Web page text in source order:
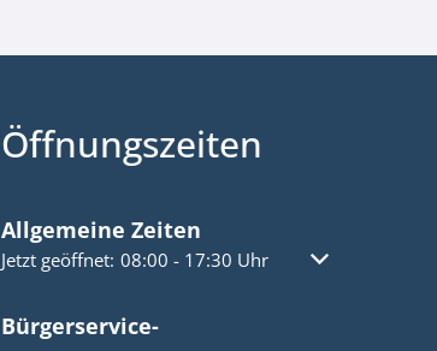
Öffnungszeiten
Allgemeine Zeiten
Klicken, um weitere Öffnungs- oder Schließzeiten
Jetzt geöffnet: 08:00 - 17:30 Uhr Von 08:00 bis
Bürgerservice-